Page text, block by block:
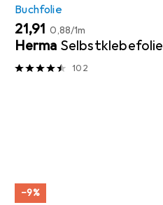
Buchfolie
EUR
21,91 EUR
0,88/1m
Herma Selbstklebefolie
102
−9%